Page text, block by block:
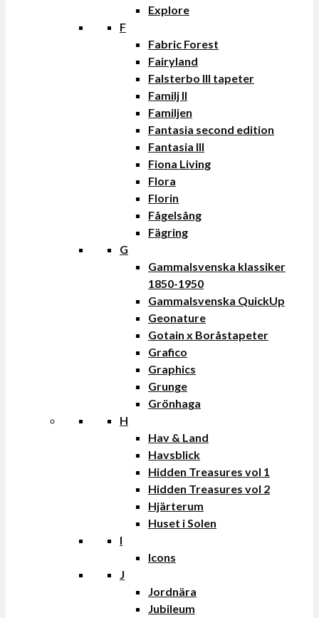
Explore
F
Fabric Forest
Fairyland
Falsterbo III tapeter
Familj II
Familjen
Fantasia second edition
Fantasia III
Fiona Living
Flora
Florin
Fågelsång
Fägring
G
Gammalsvenska klassiker
1850-1950
Gammalsvenska QuickUp
Geonature
Gotain x Boråstapeter
Grafico
Graphics
Grunge
Grönhaga
H
Hav & Land
Havsblick
Hidden Treasures vol 1
Hidden Treasures vol 2
Hjärterum
Huset i Solen
I
Icons
J
Jordnära
Jubileum